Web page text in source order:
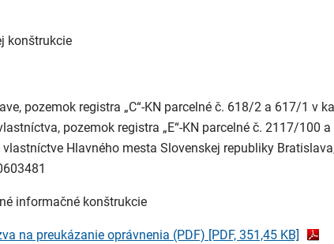
konštrukcie
pozemok registra „C“-KN parcelné č. 618/2 a 617/1 v
pozemok registra „E“-KN parcelné č. 2117/100
Hlavného mesta Slovenskej republiky
informačné konštrukcie
na preukázanie oprávnenia (PDF) [PDF, 351,45 KB]